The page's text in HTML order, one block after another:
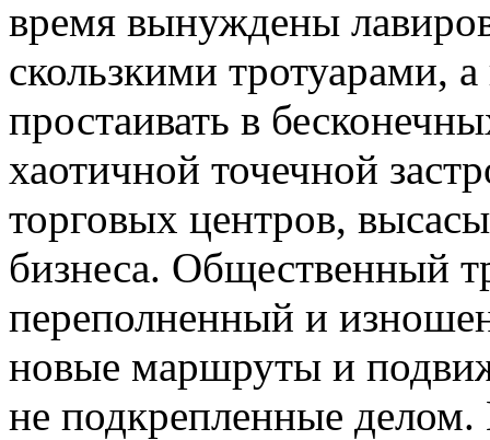
время вынуждены
скользкими тротуарами,
простаивать в
хаотичной точечной
торговых центров,
бизнеса. Общественный
переполненный и
новые маршруты и
не подкрепленные делом.